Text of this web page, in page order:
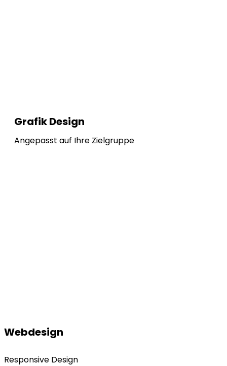
Grafik Design
Angepasst auf Ihre Zielgruppe
Webdesign
Responsive Design